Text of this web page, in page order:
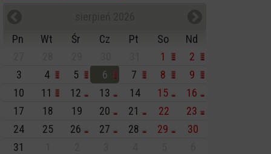
Pn
Wt Śr Cz Pt So
Nd
1
2
3
4 5 6 7 8
9
10
11 12 13 14 15
16
17
18 19 20 21 22
23
24
25 26 27 28 29
30
31